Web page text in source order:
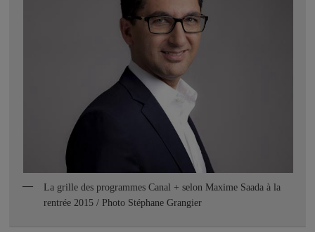
La grille des programmes Canal + selon Maxime Saada à la
rentrée 2015 / Photo Stéphane Grangier